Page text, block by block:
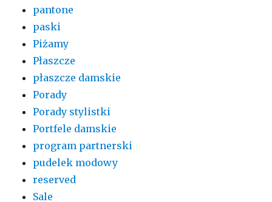
pantone
paski
Piżamy
Płaszcze
płaszcze damskie
Porady
Porady stylistki
Portfele damskie
program partnerski
pudelek modowy
reserved
Sale